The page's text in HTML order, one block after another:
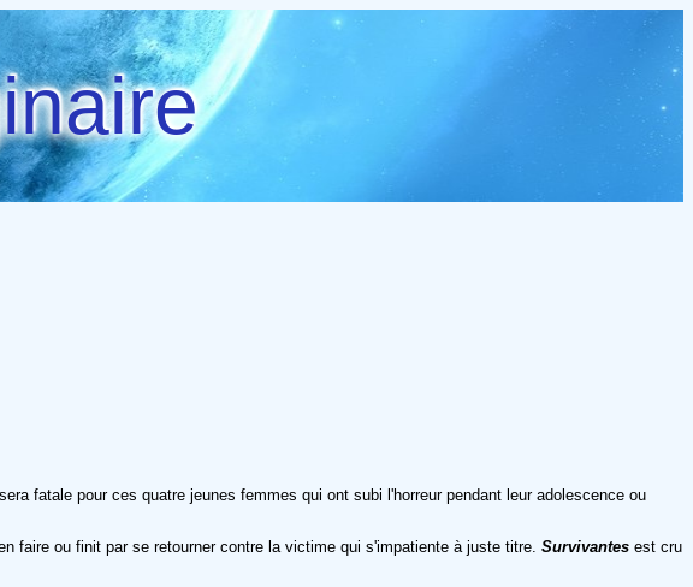
fatale pour ces quatre jeunes femmes qui ont subi l'horreur pendant leur adolescence ou
faire ou finit par se retourner contre la victime qui s'impatiente à juste titre. Survivantes est cru